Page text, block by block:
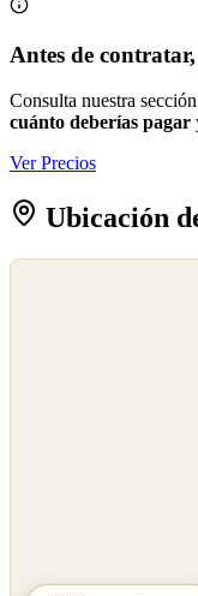
Antes de
Consulta nuestra
cuánto deberías pagar
Ver Precios
Ubicación